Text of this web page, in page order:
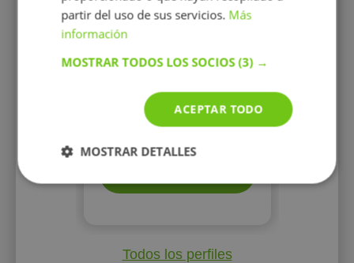
Todos los perfiles
partir del uso de sus servicios. Más
información
MOSTRAR TODOS LOS SOCIOS(3) →
ACEPTAR TODO
MOSTRAR DETALLES